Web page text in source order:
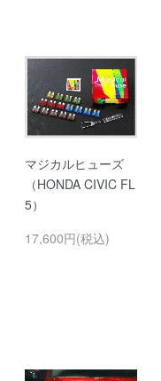
マジカルヒューズ
（HONDA CIVIC FL
5）
17,600円(税込)